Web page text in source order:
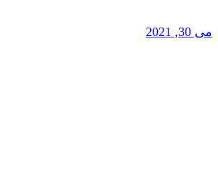
می 30, 2021